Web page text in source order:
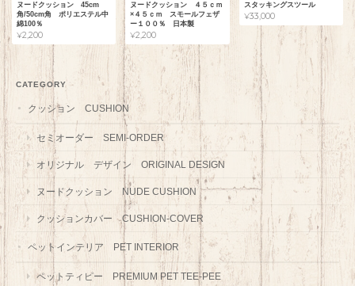
ヌードクッション 45cm
角/50cm角 ポリエステル中
綿100％
¥2,200
ヌードクッション ４５ｃｍ
×４５ｃｍ スモールフェザ
ー１００％ 日本製
¥2,200
スタッキングスツール
¥33,000
CATEGORY
クッション CUSHION
セミオーダー SEMI-ORDER
オリジナル デザイン ORIGINAL DESIGN
ヌードクッション NUDE CUSHION
クッションカバー CUSHION-COVER
ペットインテリア PET INTERIOR
ペットティピー PREMIUM PET TEE-PEE